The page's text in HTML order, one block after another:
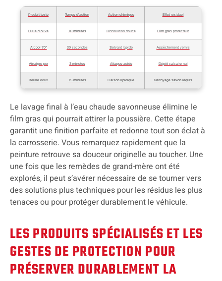
Produit testé Temps d’action Action chimique Effet résiduel
Huile d’olive 10 minutes Dissolution douce Film gras protecteur
Alcool 70° 30 secondes Solvant rapide Assèchement vernis
Vinaigre pur 3 minutes Attaque acide Dépôt calcaire nul
Beurre doux 15 minutes Liaison lipidique Nettoyage savon requis
Le lavage final à l’eau chaude savonneuse élimine le
film gras qui pourrait attirer la poussière. Cette étape
garantit une finition parfaite et redonne tout son éclat à
la carrosserie. Vous remarquez rapidement que la
peinture retrouve sa douceur originelle au toucher. Une
une fois que les remèdes de grand-mère ont été
explorés, il peut s’avérer nécessaire de se tourner vers
des solutions plus techniques pour les résidus les plus
tenaces ou pour protéger durablement le véhicule.
LES PRODUITS SPÉCIALISÉS ET LES
GESTES DE PROTECTION POUR
PRÉSERVER DURABLEMENT LA